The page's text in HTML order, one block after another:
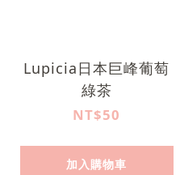
Lupicia日本巨峰葡萄
綠茶
NT$50
加入購物車